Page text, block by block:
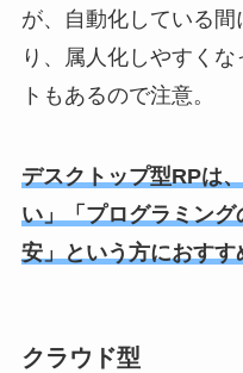
が、自動化している
り、属人化しやすく
トもあるので注意。
デスクトップ型RPは
い」「プログラミン
安」という方におすす
クラウド型